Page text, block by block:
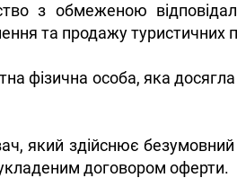
з обмеженою
та продажу туристичних
фізична особа, яка
який здійснює
договором оферти.